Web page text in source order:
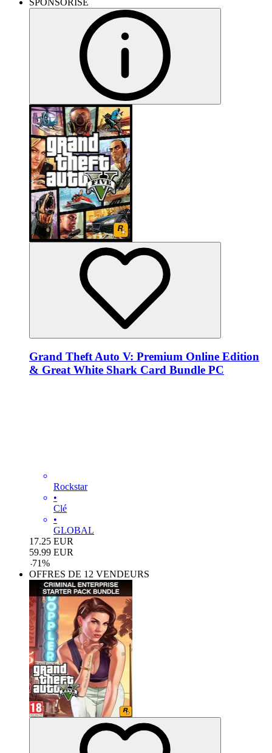
SPONSORISÉ
Grand Theft Auto V: Premium Online Edition
& Great White Shark Card Bundle PC
Rockstar
•
Clé
•
GLOBAL
17.25 EUR
59.99 EUR
-71%
OFFRES DE 12 VENDEURS